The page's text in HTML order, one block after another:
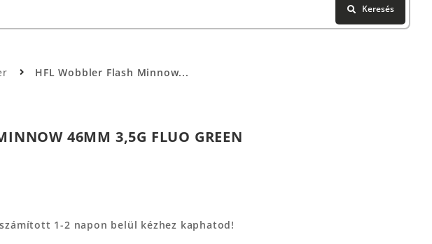
Keresés
HFL Wobbler Flash Minnow...
46MM 3,5G FLUO GREEN
1-2 napon belül kézhez kaphatod!